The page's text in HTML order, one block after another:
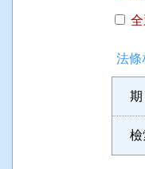
法條
檢